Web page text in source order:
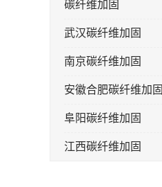
碳纤维加固
武汉碳纤维加固
南京碳纤维加固
安徽合肥碳纤维加固
阜阳碳纤维加固
江西碳纤维加固